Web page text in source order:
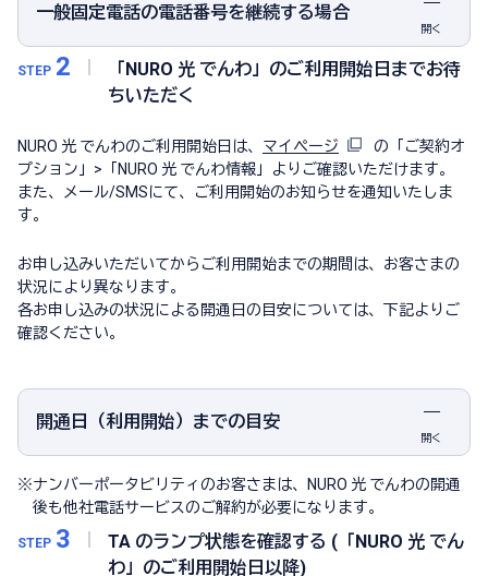
一般固定電話の電話番号を継続する場合
開く
STEP 2
「NURO 光 でんわ」のご利用開始日までお待
ちいただく
NURO 光 でんわのご利用開始日は、 マイページ
の「ご契約オ
プション」>「NURO 光 でんわ情報」よりご確認いただけます。
また、メール/SMSにて、ご利用開始のお知らせを通知いたしま
す。
お申し込みいただいてからご利用開始までの期間は、お客さまの
状況により異なります。
各お申し込みの状況による開通日の目安については、下記よりご
確認ください。
開通日（利用開始）までの目安
開く
※ナンバーポータビリティのお客さまは、NURO 光 でんわの開通
後も他社電話サービスのご解約が必要になります。
STEP 3
TA のランプ状態を確認する (「NURO 光 でん
わ」のご利用開始日以降)